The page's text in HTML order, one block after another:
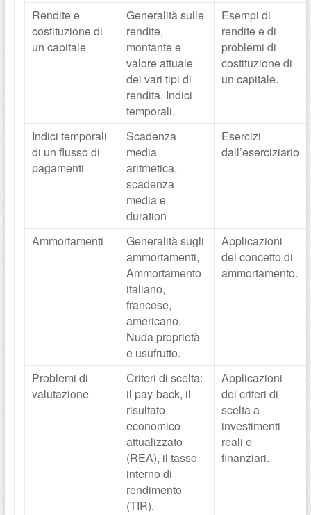
Rendite e
costituzione di
un capitale
Generalità sulle
rendite,
montante e
valore attuale
dei vari tipi di
rendita. Indici
temporali.
Esempi di
rendite e di
problemi di
costituzione di
un capitale.
Indici temporali
di un flusso di
pagamenti
Scadenza
media
aritmetica,
scadenza
media e
duration
Esercizi
dall’eserciziario
Ammortamenti
Generalità sugli
ammortamenti,
Ammortamento
italiano,
francese,
americano.
Nuda proprietà
e usufrutto.
Applicazioni
del concetto di
ammortamento.
Problemi di
valutazione
Criteri di scelta:
il pay-back, il
risultato
economico
attualizzato
(REA), il tasso
interno di
rendimento
(TIR).
Applicazioni
dei criteri di
scelta a
investimenti
reali e
finanziari.